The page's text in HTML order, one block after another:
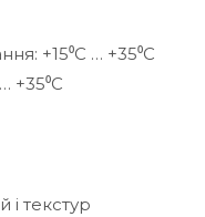
+15⁰С … +35⁰С
+35⁰С
і текстур